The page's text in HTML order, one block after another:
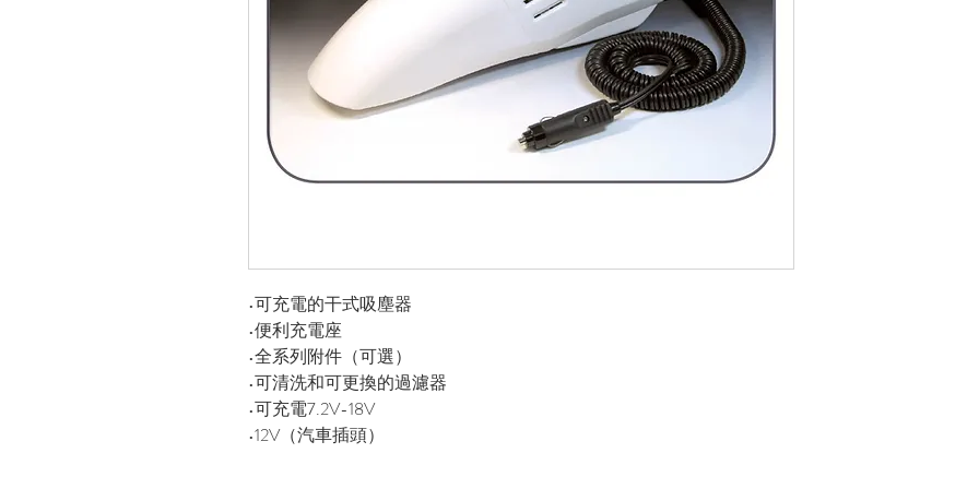
•可充電的干式吸塵器
•便利充電座
•全系列附件（可選）
•可清洗和可更換的過濾器
•可充電7.2V-18V
•12V（汽車插頭）